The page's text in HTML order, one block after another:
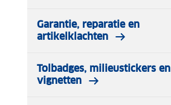
Garantie, reparatie en
artikelklachten
Tolbadges, milieustickers en
vignetten